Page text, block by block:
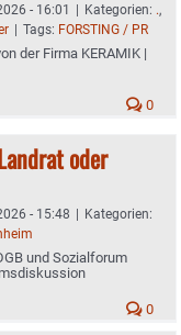
- 16:01 | Kategorien: .,
| Tags: FORSTING / PR
der Firma KERAMIK |
0
oder
- 15:48 | Kategorien:
und Sozialforum
0